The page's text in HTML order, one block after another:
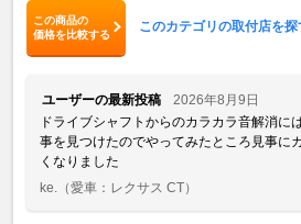
この商品の
価格を比較する
このカテゴリの取付店を探
ユーザーの最新投稿
2026年8月9日
ドライブシャフトからのカラカラ音解消に
事を見つけたのでやってみたところ見事に
くなりました
ke.
（愛車：レクサス CT）